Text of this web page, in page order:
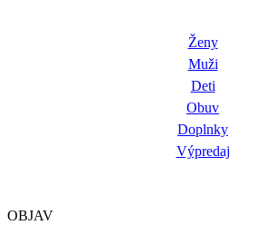
Ženy
Muži
Deti
Obuv
Doplnky
Výpredaj
OBJAV